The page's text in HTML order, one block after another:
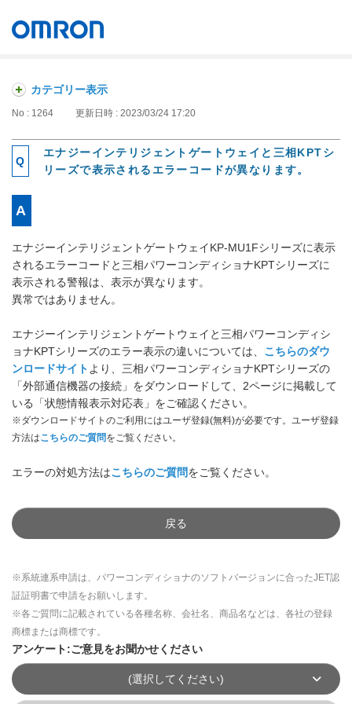
カテゴリー表示
No : 1264 更新日時 : 2023/03/24 17:20
エナジーインテリジェントゲートウェイと三相KPTシ
リーズで表示されるエラーコードが異なります。
エナジーインテリジェントゲートウェイKP-MU1Fシリーズに表示
されるエラーコードと三相パワーコンディショナKPTシリーズに
表示される警報は、表示が異なります。
異常ではありません。
エナジーインテリジェントゲートウェイと三相パワーコンディシ
ョナKPTシリーズのエラー表示の違いについては、 こちらのダウ
ンロードサイト より、三相パワーコンディショナKPTシリーズの
「外部通信機器の接続」をダウンロードして、2ページに掲載して
いる「状態情報表示対応表」をご確認ください。
※ダウンロードサイトのご利用にはユーザ登録(無料)が必要です。ユーザ登録
方法はこちらのご質問をご覧ください。
エラーの対処方法はこちらのご質問をご覧ください。
戻る
※系統連系申請は、パワーコンディショナのソフトバージョンに合ったJET認
証証明書で申請をお願いします。
※各ご質問に記載されている各種名称、会社名、商品名などは、各社の登録
商標または商標です。
アンケート:ご意見をお聞かせください
(選択してください)